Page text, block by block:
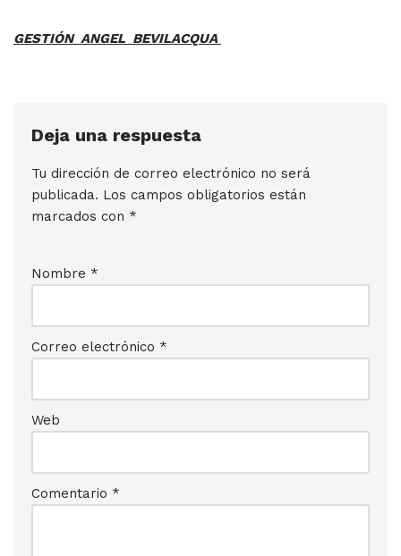
GESTIÓN ANGEL BEVILACQUA
Deja una respuesta
Tu dirección de correo electrónico no será
publicada. Los campos obligatorios están
marcados con *
Nombre *
Correo electrónico *
Web
Comentario *